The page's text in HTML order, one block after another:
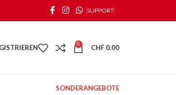
SUPPORT
0 CHF 0.00
SONDERANGEBOTE